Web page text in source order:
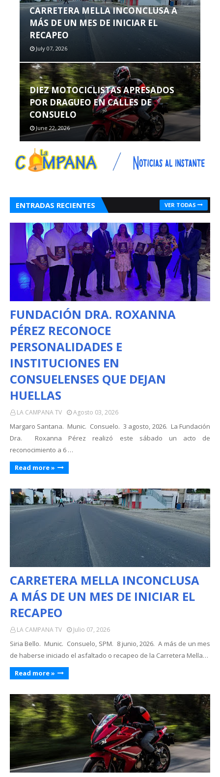
CARRETERA MELLA INCONCLUSA A
MÁS DE UN MES DE INICIAR EL
RECAPEO
July 07, 2026
DIEZ MOTOCICLISTAS APRESADOS
POR DRAGUEO EN CALLES DE
CONSUELO
June 22, 2026
ENTRADAS RECIENTES VER TODAS
FUNDACIÓN DRA. ROXANNA
PÉREZ RECONOCE
PERSONALIDADES E
INSTITUCIONES EN
CONSUELENSES QUE DEJAN
HUELLAS
LA CAMPANA TV Agosto 03, 2026
Margaro Santana. Munic. Consuelo. 3 agosto, 2026. La Fundación
Dra. Roxanna Pérez realizó este sábado un acto de
reconocimiento a 6 …
Read more »
CARRETERA MELLA INCONCLUSA
A MÁS DE UN MES DE INICIAR EL
RECAPEO
LA CAMPANA TV Julio 07, 2026
Siria Bello. Munic. Consuelo, SPM. 8 junio, 2026. A más de un mes
de haberse iniciado el asfaltado o recapeo de la Carretera Mella…
Read more »